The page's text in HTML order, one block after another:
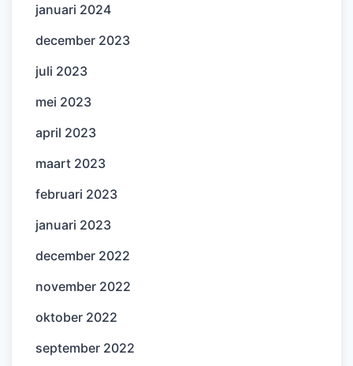
januari 2024
december 2023
juli 2023
mei 2023
april 2023
maart 2023
februari 2023
januari 2023
december 2022
november 2022
oktober 2022
september 2022